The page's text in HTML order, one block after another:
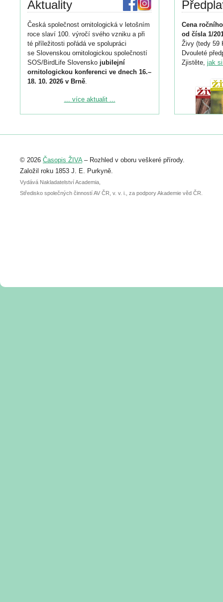
Aktuality
Česká společnost ornitologická v letošním
roce slaví 100. výročí svého vzniku a při
té příležitosti pořádá ve spolupráci
se Slovenskou ornitologickou společností
SOS/BirdLife Slovensko jubilejní
ornitologickou konferenci ve dnech 16.–
18. 10. 2026 v Brně.
Podrobnější informace ke konferenci
Registrovat se můžete do 6. září.
abstraktu přihlášené přednášky nebo
posteru je už 30. června.
... více aktualit ...
Cena
od čísla 1/
Živy (tedy 59
Dvouleté
Zjistěte, jak
© 2026 Časopis ŽIVA– Rozhled v oboru veškeré přírody.
Založil roku 1853 J. E. Purkyně.
Vydává Nakladatelství Academia,
Středisko společných činností AV ČR, v. v. i., za podpory Akademie věd ČR.